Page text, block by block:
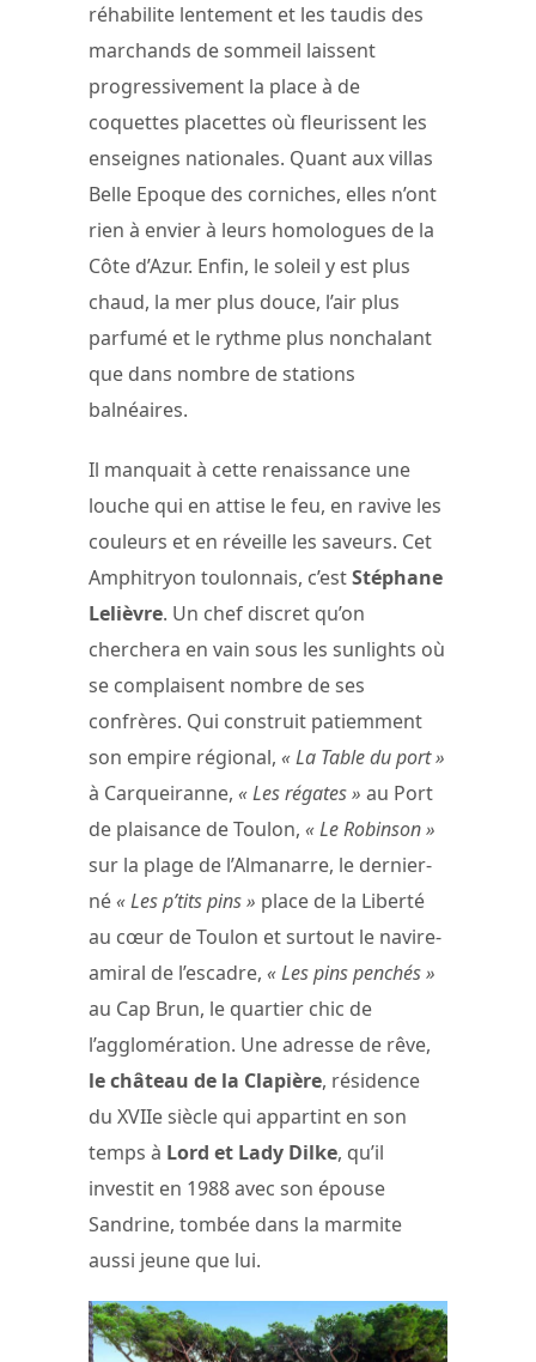
réhabilite lentement et les taudis des
marchands de sommeil laissent
progressivement la place à de
coquettes placettes où fleurissent les
enseignes nationales. Quant aux villas
Belle Epoque des corniches, elles n’ont
rien à envier à leurs homologues de la
Côte d’Azur. Enfin, le soleil y est plus
chaud, la mer plus douce, l’air plus
parfumé et le rythme plus nonchalant
que dans nombre de stations
balnéaires.
Il manquait à cette renaissance une
louche qui en attise le feu, en ravive les
couleurs et en réveille les saveurs. Cet
Amphitryon toulonnais, c’estStéphane
Lelièvre. Un chef discret qu’on
cherchera en vain sous les sunlights où
se complaisent nombre de ses
confrères. Qui construit patiemment
son empire régional, « La Table du port »
à Carqueiranne, « Les régates » au Port
de plaisance de Toulon, « Le Robinson »
sur la plage de l’Almanarre, le dernier-
né« Les p’tits pins » place de la Liberté
au cœur de Toulon et surtout le navire-
amiral de l’escadre, « Les pins penchés »
au Cap Brun, le quartier chic de
l’agglomération. Une adresse de rêve,
le château de la Clapière, résidence
du XVIIe siècle qui appartint en son
temps à Lord et Lady Dilke, qu’il
investit en 1988 avec son épouse
Sandrine, tombée dans la marmite
aussi jeune que lui.